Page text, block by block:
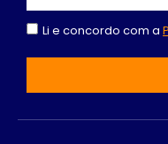
Li e concordo com a